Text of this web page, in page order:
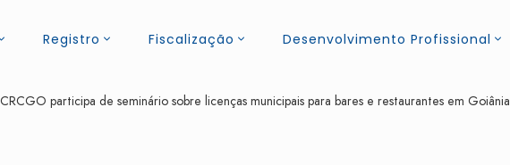
Registro Fiscalização Desenvolvimento Profissional
CRCGO participa de seminário sobre licenças municipais para bares e restaurantes em Goiânia